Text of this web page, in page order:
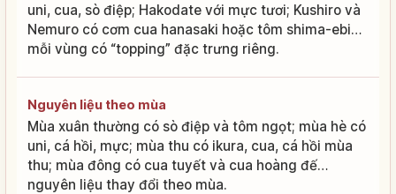
uni, cua, sò điệp; Hakodate với mực tươi; Kushiro và
Nemuro có cơm cua hanasaki hoặc tôm shima-ebi…
mỗi vùng có “topping” đặc trưng riêng.
Nguyên liệu theo mùa
Mùa xuân thường có sò điệp và tôm ngọt; mùa hè có
uni, cá hồi, mực; mùa thu có ikura, cua, cá hồi mùa
thu; mùa đông có cua tuyết và cua hoàng đế…
nguyên liệu thay đổi theo mùa.